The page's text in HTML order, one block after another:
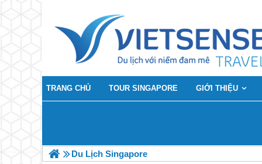
TRANG CHỦ TOUR SINGAPORE GIỚI THIỆU
Du Lịch Singapore